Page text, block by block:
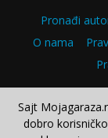
Pronađi
O nama
Sajt
dobro